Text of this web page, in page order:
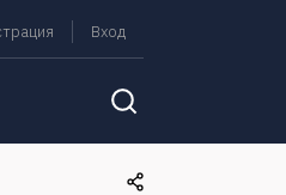
Вход